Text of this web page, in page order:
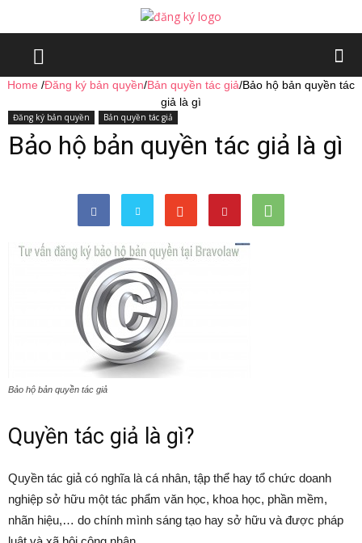
Home /Đăng ký bản quyền/Bản quyền tác giả/Bảo hộ bản quyền tác
giả là gì
Đăng ký bản quyền Bản quyền tác giả
Bảo hộ bản quyền tác giả là gì
Bảo hộ bản quyền tác giả
Quyền tác giả là gì?
Quyền tác giả có nghĩa là cá nhân, tập thể hay tổ chức doanh
nghiệp sở hữu một tác phẩm văn học, khoa học, phần mềm,
nhãn hiệu,… do chính mình sáng tạo hay sở hữu và được pháp